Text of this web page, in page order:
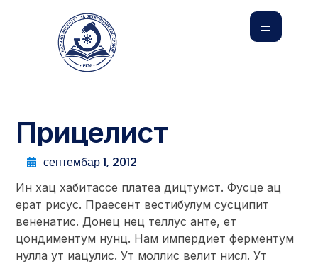
Прицелист
септембар 1, 2012
Ин хац хабитассе платеа дицтумст. Фусце ац
ерат рисус. Праесент вестибулум сусципит
вененатис. Донец нец теллус анте, ет
цондиментум нунц. Нам импердиет ферментум
нулла ут иацулис. Ут моллис велит нисл. Ут